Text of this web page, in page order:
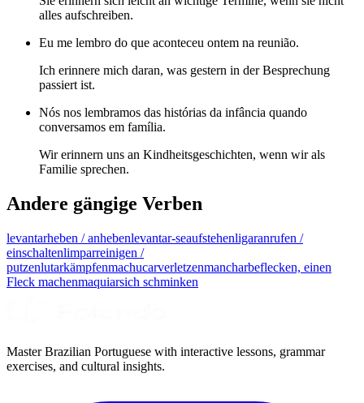
alles aufschreiben.
Eu me lembro do que aconteceu ontem na reunião.
Ich erinnere mich daran, was gestern in der Besprechung
passiert ist.
Nós nos lembramos das histórias da infância quando
conversamos em família.
Wir erinnern uns an Kindheitsgeschichten, wenn wir als
Familie sprechen.
Andere gängige Verben
levantarheben / anhebenlevantar-seaufstehenligaranrufen /
einschaltenlimparreinigen /
putzenlutarkämpfenmachucarverletzenmancharbeflecken, einen
Fleck machenmaquiarsich schminken
Master Brazilian Portuguese with interactive lessons, grammar
exercises, and cultural insights.